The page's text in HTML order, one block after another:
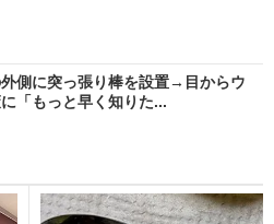
側に突っ張り棒を設置→目からウ
「もっと早く知りた...